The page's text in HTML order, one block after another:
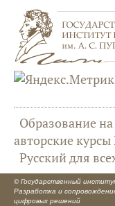
Образование
авторские
Русский для
© Государственный
Разработка и
цифровых решений